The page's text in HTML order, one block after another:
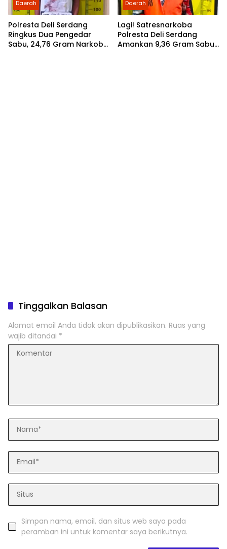
Daerah
Polresta Deli Serdang
Ringkus Dua Pengedar
Sabu, 24,76 Gram Narkoba
Daerah
Lagi! Satresnarkoba
Polresta Deli Serdang
Amankan 9,36 Gram Sabu
Tinggalkan Balasan
Alamat email Anda tidak akan dipublikasikan. Ruas yang
wajib ditandai *
Simpan nama, email, dan situs web saya pada
peramban ini untuk komentar saya berikutnya.